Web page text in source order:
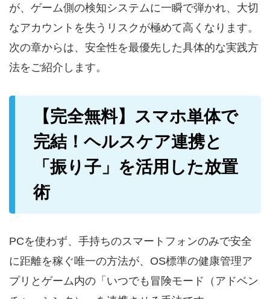
が、ゲーム側の検知システムに一瞬で弾かれ、大切
なアカウントを失うリスクが極めて高くなります。
次の章からは、安全性を最優先した具体的な実践方
法をご紹介します。
【完全無料】スマホ単体で
完結！ヘルスケア連携と
「振り子」を活用した放置
術
PCを使わず、手持ちのスマートフォンのみで安全
に距離を稼ぐ唯一の方法が、OS標準の健康管理ア
プリとゲーム内の「いつでも冒険モード（アドベン